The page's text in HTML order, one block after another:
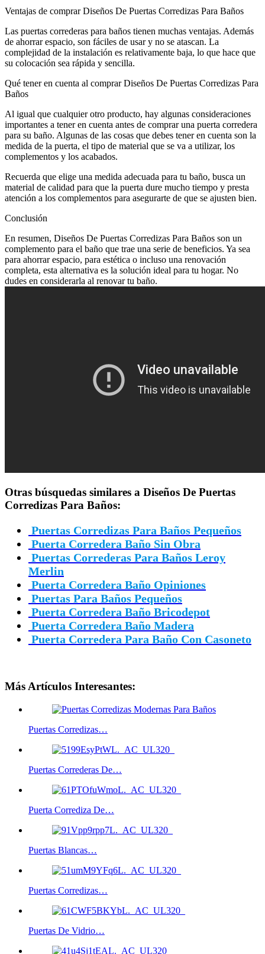
Ventajas de comprar Diseños De Puertas Corredizas Para Baños
Las puertas correderas para baños tienen muchas ventajas. Además
de ahorrar espacio, son fáciles de usar y no se atascan. La
complejidad de la instalación es relativamente baja, lo que hace que
su colocación sea rápida y sencilla.
Qué tener en cuenta al comprar Diseños De Puertas Corredizas Para
Baños
Al igual que cualquier otro producto, hay algunas consideraciones
importantes a tener en cuenta antes de comprar una puerta corredera
para su baño. Algunas de las cosas que debes tener en cuenta son la
medida de la puerta, el tipo de material que se va a utilizar, los
complementos y los acabados.
Recuerda que elige una medida adecuada para tu baño, busca un
material de calidad para que la puerta dure mucho tiempo y presta
atención a los complementos para asegurarte de que se ajusten bien.
Conclusión
En resumen, Diseños De Puertas Corredizas Para Baños son un
complemento para el baño que trae una serie de beneficios. Ya sea
para ahorrar espacio, para estética o incluso una renovación
completa, esta alternativa es la solución ideal para tu hogar. No
dudes en considerarla al renovar tu baño.
Otras búsquedas similares a Diseños De Puertas
Corredizas Para Baños:
Puertas Corredizas Para Baños Pequeños
Puerta Corredera Baño Sin Obra
Puertas Correderas Para Baños Leroy
Merlin
Puerta Corredera Baño Opiniones
Puertas Para Baños Pequeños
Puerta Corredera Baño Bricodepot
Puerta Corredera Baño Madera
Puerta Corredera Para Baño Con Casoneto
Más Artículos Interesantes:
Puertas Corredizas…
Puertas Correderas De…
Puerta Corrediza De…
Puertas Blancas…
Puertas Corredizas…
Puertas De Vidrio…